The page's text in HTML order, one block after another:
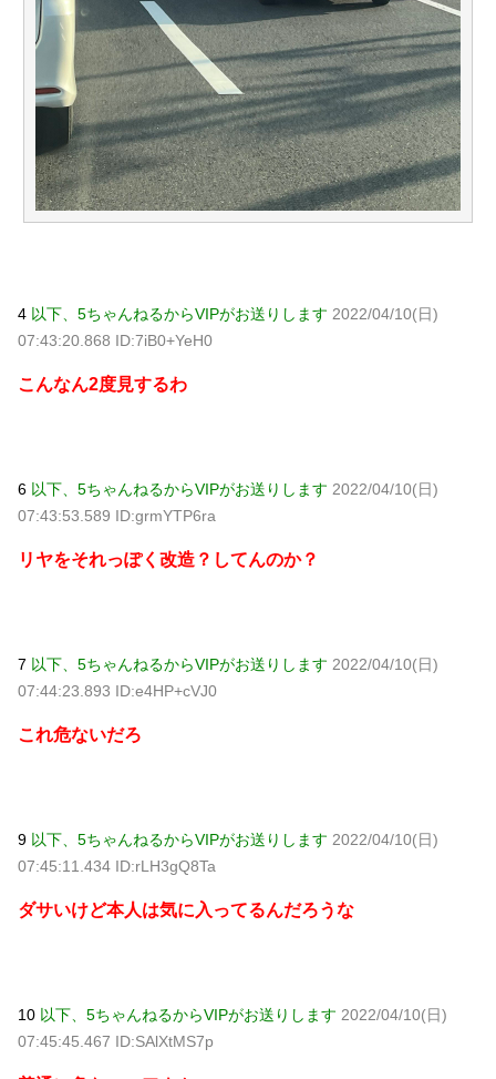
4 以下、5ちゃんねるからVIPがお送りします 2022/04/10(日)
07:43:20.868 ID:7iB0+YeH0
こんなん2度見するわ
6 以下、5ちゃんねるからVIPがお送りします 2022/04/10(日)
07:43:53.589 ID:grmYTP6ra
リヤをそれっぽく改造？してんのか？
7 以下、5ちゃんねるからVIPがお送りします 2022/04/10(日)
07:44:23.893 ID:e4HP+cVJ0
これ危ないだろ
9 以下、5ちゃんねるからVIPがお送りします 2022/04/10(日)
07:45:11.434 ID:rLH3gQ8Ta
ダサいけど本人は気に入ってるんだろうな
10 以下、5ちゃんねるからVIPがお送りします 2022/04/10(日)
07:45:45.467 ID:SAlXtMS7p